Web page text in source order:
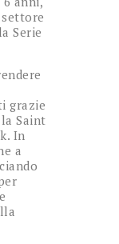
Serie
grazie
Saint
In
a